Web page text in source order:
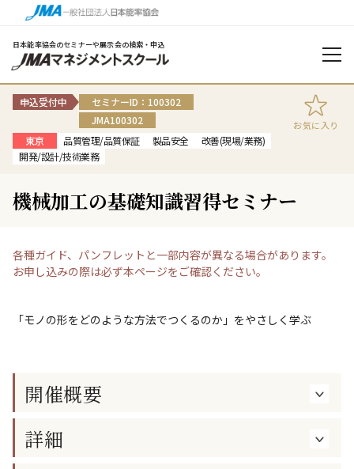
日本能率協会のセミナーや展示会の検索・申込
申込受付中
セミナーID：100302
JMA100302
東京
品質管理/品質保証 製品安全
改善(現場/業務)
開発/設計/技術業務
お気に入り
機械加工の基礎知識習得セミナー
各種ガイド、パンフレットと一部内容が異なる場合があります。
お申し込みの際は必ず本ページをご確認ください。
「モノの形をどのような方法でつくるのか」をやさしく学ぶ
開催概要
詳細